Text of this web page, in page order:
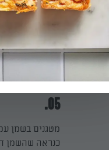
04.
05.
מטגנים בשמן
כנראה שהשמן